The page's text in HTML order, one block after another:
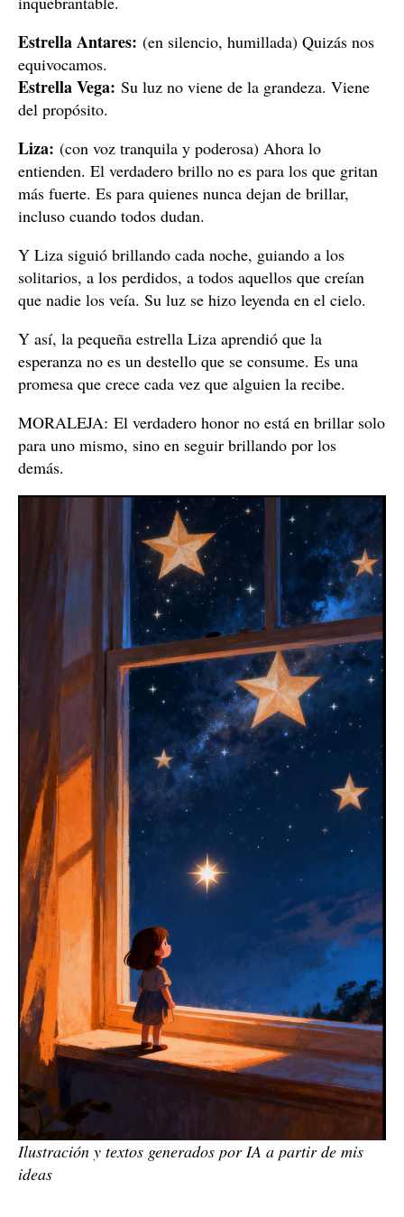
Estrella Antares: (en silencio, humillada) Quizás nos
equivocamos.
Estrella Vega: Su luz no viene de la grandeza. Viene
del propósito.
Liza: (con voz tranquila y poderosa) Ahora lo
entienden. El verdadero brillo no es para los que gritan
más fuerte. Es para quienes nunca dejan de brillar,
incluso cuando todos dudan.
Y Liza siguió brillando cada noche, guiando a los
solitarios, a los perdidos, a todos aquellos que creían
que nadie los veía. Su luz se hizo leyenda en el cielo.
Y así, la pequeña estrella Liza aprendió que la
esperanza no es un destello que se consume. Es una
promesa que crece cada vez que alguien la recibe.
MORALEJA: El verdadero honor no está en brillar solo
para uno mismo, sino en seguir brillando por los
demás.
Ilustración y textos generados por IA a partir de mis
ideas